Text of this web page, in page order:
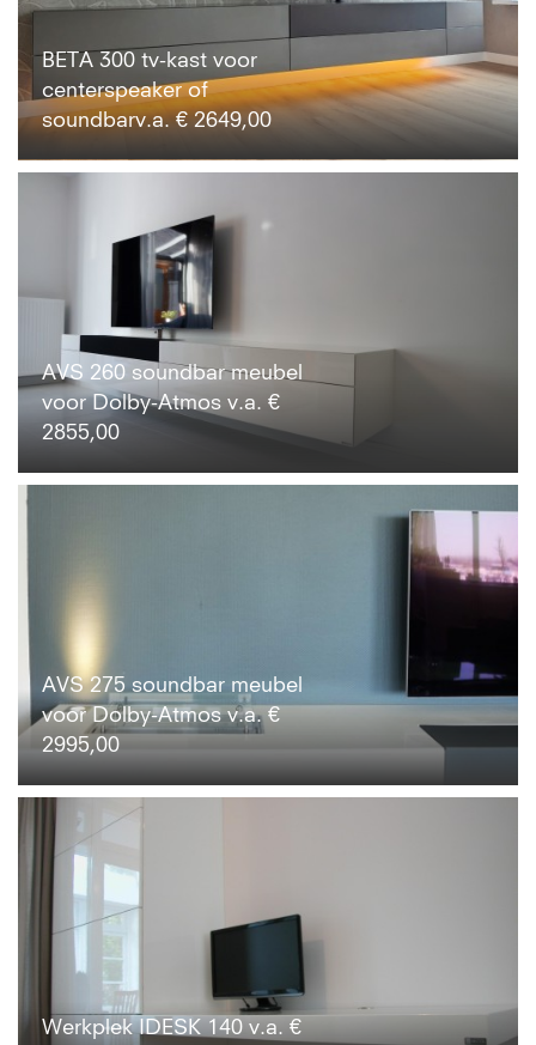
BETA 300 tv-kast voor
centerspeaker of
soundbarv.a. € 2649,00
AVS 260 soundbar meubel
voor Dolby-Atmos v.a. €
2855,00
AVS 275 soundbar meubel
voor Dolby-Atmos v.a. €
2995,00
Werkplek IDESK 140 v.a. €